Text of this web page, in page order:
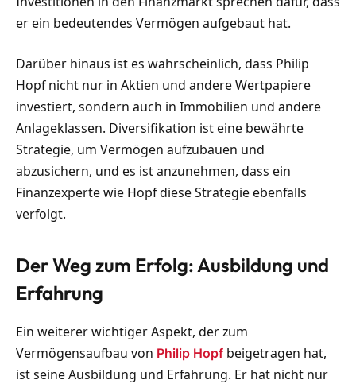
er ein bedeutendes Vermögen aufgebaut hat.
Darüber hinaus ist es wahrscheinlich, dass Philip
Hopf nicht nur in Aktien und andere Wertpapiere
investiert, sondern auch in Immobilien und andere
Anlageklassen. Diversifikation ist eine bewährte
Strategie, um Vermögen aufzubauen und
abzusichern, und es ist anzunehmen, dass ein
Finanzexperte wie Hopf diese Strategie ebenfalls
verfolgt.
Der Weg zum Erfolg: Ausbildung und
Erfahrung
Ein weiterer wichtiger Aspekt, der zum
Vermögensaufbau von Philip Hopf beigetragen hat,
ist seine Ausbildung und Erfahrung. Er hat nicht nur